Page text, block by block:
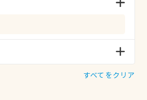
すべてをクリア